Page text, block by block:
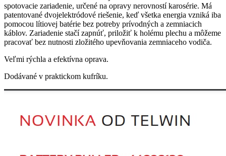
spotovacie zariadenie, určené na opravy nerovností karosérie. Má
patentované dvojelektródové riešenie, keď všetka energia vzniká iba
pomocou lítiovej batérie bez potreby prívodných a zemniacich
káblov. Zariadenie stačí zapnúť, priložiť k holému plechu a môžeme
pracovať bez nutnosti zložitého upevňovania zemniaceho vodiča.
Veľmi rýchla a efektívna oprava.
Dodávané v praktickom kufríku.